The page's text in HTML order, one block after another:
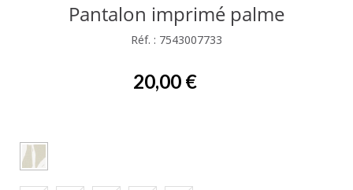
Pantalon imprimé palme
Réf. : 7543007733
20,00 €